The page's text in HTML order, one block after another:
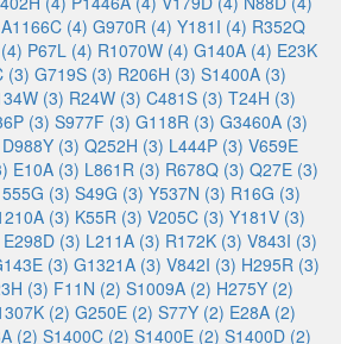
A1166C (4) G970R (4) Y181I (4) R352Q
P67L (4) R1070W (4) G140A (4) E23K
(3) G719S (3) R206H (3) S1400A (3)
(3) R24W (3) C481S (3) T24H (3)
(3) S977F (3) G118R (3) G3460A (3)
D988Y (3) Q252H (3) L444P (3) V659E
E10A (3) L861R (3) R678Q (3) Q27E (3)
(3) S49G (3) Y537N (3) R16G (3)
(3) K55R (3) V205C (3) Y181V (3)
E298D (3) L211A (3) R172K (3) V843I (3)
(3) G1321A (3) V842I (3) H295R (3)
(3) F11N (2) S1009A (2) H275Y (2)
(2) G250E (2) S77Y (2) E28A (2)
(2) S1400C (2) S1400E (2) S1400D (2)